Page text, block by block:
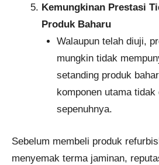
Kemungkinan Prestasi
Produk Baharu
Walaupun telah diuji,
mungkin tidak
setanding produk
komponen utama tidak
sepenuhnya.
Sebelum membeli produk
menyemak terma jaminan,